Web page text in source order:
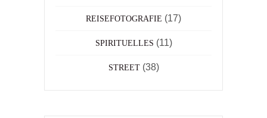
REISEFOTOGRAFIE (17)
SPIRITUELLES (11)
STREET(38)